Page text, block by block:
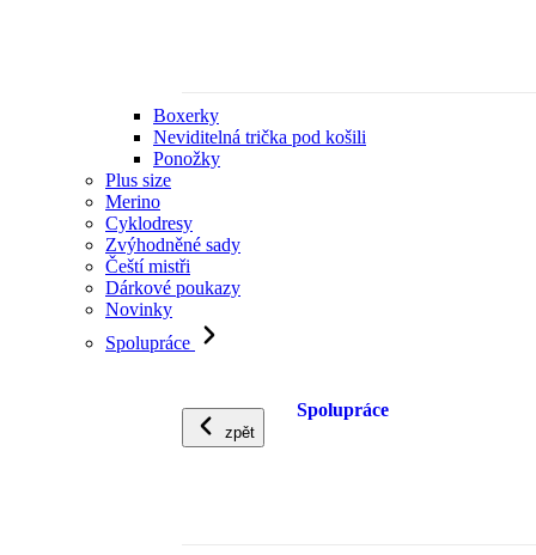
Boxerky
Neviditelná trička pod košili
Ponožky
Plus size
Merino
Cyklodresy
Zvýhodněné sady
Čeští mistři
Dárkové poukazy
Novinky
Spolupráce
zpět
Spolupráce